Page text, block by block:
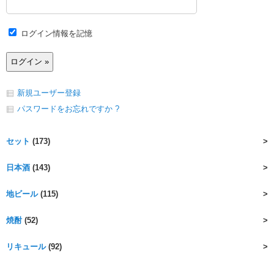
ログイン情報を記憶
新規ユーザー登録
パスワードをお忘れですか ?
セット (173)
日本酒 (143)
地ビール(115)
焼酎(52)
リキュール(92)